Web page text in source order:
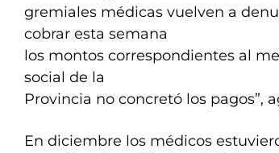
gremiales médicas vuelven a
cobrar esta semana
los montos correspondientes al
social de la
Provincia no concretó los pagos”,
En diciembre los médicos